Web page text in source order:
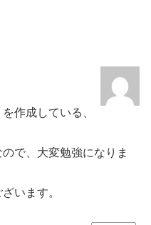
作成している、
で、大変勉強になりま
います。